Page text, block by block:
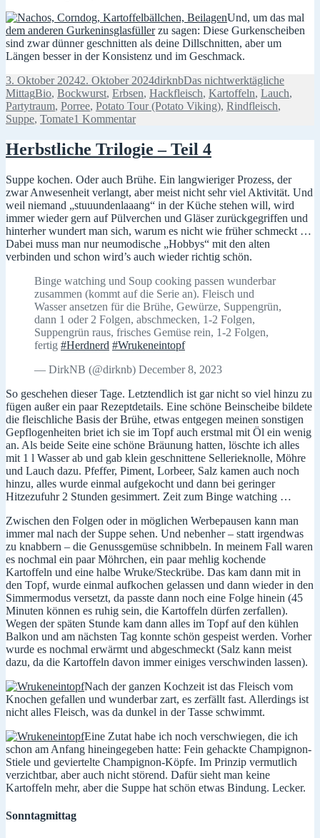
Und, um das mal
dem anderen Gurkeninsglasfüllerzu sagen: Diese Gurkenscheiben
sind zwar dünner geschnitten als deine Dillschnitten, aber um
Längen besser in der Konsistenz und im Geschmack.
Veröffentlicht
am
3. Oktober 20242. Oktober 2024Autor
dirknbKategorien
Das nichtwerktägliche
MittagSchlagwörter
Bio, Bockwurst, Erbsen, Hackfleisch, Kartoffeln, Lauch,
Partytraum, Porree, Potato Tour (Potato Viking), Rindfleisch,
Suppe, Tomate1 Kommentarzu
Herbstliche Trilogie – Teil 4
Suppe kochen. Oder auch Brühe. Ein langwieriger Prozess, der
zwar Anwesenheit verlangt, aber meist nicht sehr viel Aktivität. Und
weil niemand „stuuundenlaaang“ in der Küche stehen will, wird
immer wieder gern auf Pülverchen und Gläser zurückgegriffen und
hinterher wundert man sich, warum es nicht wie früher schmeckt …
Dabei muss man nur neumodische „Hobbys“ mit den alten
verbinden und schon wird’s auch wieder richtig schön.
Binge watching und Soup cooking passen wunderbar
zusammen (kommt auf die Serie an). Fleisch und
Wasser ansetzen für die Brühe, Gewürze, Suppengrün,
dann 1 oder 2 Folgen, abschmecken, 1-2 Folgen,
Suppengrün raus, frisches Gemüse rein, 1-2 Folgen,
fertig #Herdnerd #Wrukeneintopf
— DirkNB (@dirknb) December 8, 2023
So geschehen dieser Tage. Letztendlich ist gar nicht so viel hinzu zu
fügen außer ein paar Rezeptdetails. Eine schöne Beinscheibe bildete
die fleischliche Basis der Brühe, etwas entgegen meinen sonstigen
Gepflogenheiten briet ich sie im Topf auch erstmal mit Öl ein wenig
an. Als beide Seite eine schöne Bräunung hatten, löschte ich alles
mit 1 l Wasser ab und gab klein geschnittene Sellerieknolle, Möhre
und Lauch dazu. Pfeffer, Piment, Lorbeer, Salz kamen auch noch
hinzu, alles wurde einmal aufgekocht und dann bei geringer
Hitzezufuhr 2 Stunden gesimmert. Zeit zum Binge watching …
Zwischen den Folgen oder in möglichen Werbepausen kann man
immer mal nach der Suppe sehen. Und nebenher – statt irgendwas
zu knabbern – die Genussgemüse schnibbeln. In meinem Fall waren
es nochmal ein paar Möhrchen, ein paar mehlig kochende
Kartoffeln und eine halbe Wruke/Steckrübe. Das kam dann mit in
den Topf, wurde einmal aufkochen gelassen und dann wieder in den
Simmermodus versetzt, da passte dann noch eine Folge hinein (45
Minuten können es ruhig sein, die Kartoffeln dürfen zerfallen).
Wegen der späten Stunde kam dann alles im Topf auf den kühlen
Balkon und am nächsten Tag konnte schön gespeist werden. Vorher
wurde es nochmal erwärmt und abgeschmeckt (Salz kann meist
dazu, da die Kartoffeln davon immer einiges verschwinden lassen).
Nach der ganzen Kochzeit ist das Fleisch vom
Knochen gefallen und wunderbar zart, es zerfällt fast. Allerdings ist
nicht alles Fleisch, was da dunkel in der Tasse schwimmt.
Eine Zutat habe ich noch verschwiegen, die ich
schon am Anfang hineingegeben hatte: Fein gehackte Champignon-
Stiele und geviertelte Champignon-Köpfe. Im Prinzip vermutlich
verzichtbar, aber auch nicht störend. Dafür sieht man keine
Kartoffeln mehr, aber die Suppe hat schön etwas Bindung. Lecker.
Sonntagmittag